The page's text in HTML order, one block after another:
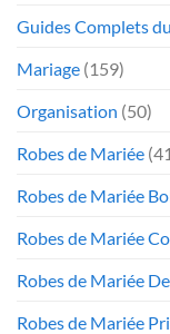
Guides Complets
Mariage (159)
Organisation (50)
Robes de Mariée
Robes de Mariée
Robes de Mariée
Robes de Mariée
Robes de Mariée